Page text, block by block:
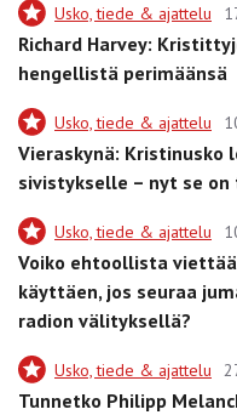
Usko, tiede & ajattelu
Richard Harvey:
hengellistä perimäänsä
Usko, tiede & ajattelu
Vieraskynä: Kristinusko
sivistykselle – nyt se
Usko, tiede & ajattelu
Voiko ehtoollista
käyttäen, jos seuraa
radion välityksellä?
Usko, tiede & ajattelu
Tunnetko Philipp